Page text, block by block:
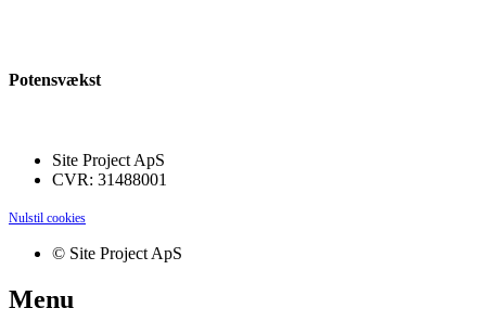
Potensvækst
Site Project ApS
CVR: 31488001
Nulstil cookies
© Site Project ApS
Menu